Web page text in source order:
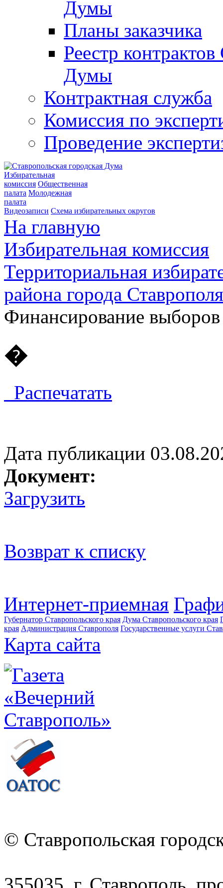
Думы
Планы заказчика
Реестр
Думы
Контрактная служба
Комиссия по
Проведение
Избирательная
комиссия Общественная
палата Молодежная
палата
Видеозаписи Схема избирательных округов
На главную
Избирательная комиссия
Территориальная
района города Ставрополя
Финансирование выборов
�
Распечатать
Дата публикации
Документ:
Загрузить
Возврат к списку
Интернет-приемная
Губернатор Ставропольского края Дума Ставропольского края
края Администрация Ставрополя Государственные услуги
Карта сайта
© Ставропольская